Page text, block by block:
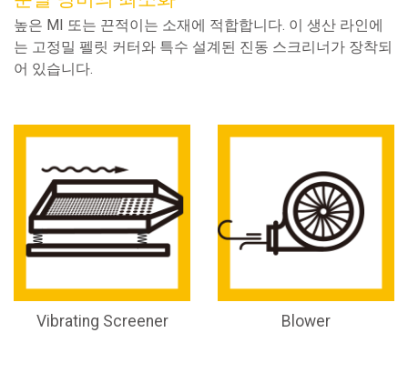
높은 MI 또는 끈적이는 소재에 적합합니다. 이 생산 라인에
는 고정밀 펠릿 커터와 특수 설계된 진동 스크리너가 장착되
어 있습니다.
Vibrating Screener Blower